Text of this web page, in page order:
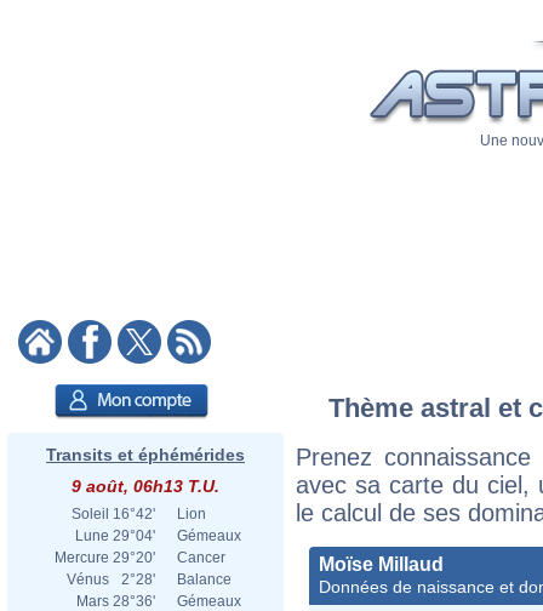
Une
Transits et éphémérides
9 août, 06h13 T.U.
Soleil 16°42'
Lion
Lune 29°04'
Gémeaux
Mercure 29°20'
Cancer
Vénus
2°28'
Balance
Mars 28°36'
Gémeaux
Thème astral et
Prenez
avec sa carte du ciel,
le calcul de ses
Moïse Millaud
Données de naissance et